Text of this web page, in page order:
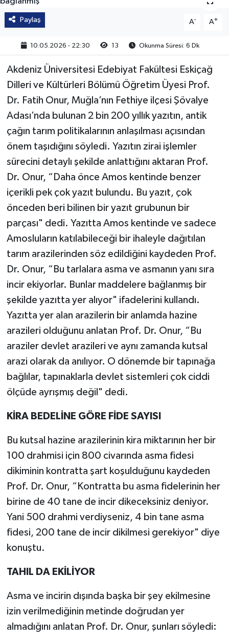
Paylaş A- A+
10.05.2026 - 22:30 13 Okunma Süresi: 6 Dk
Akdeniz Üniversitesi Edebiyat Fakültesi Eskiçağ
Dilleri ve Kültürleri Bölümü Öğretim Üyesi Prof.
Dr. Fatih Onur, Muğla’nın Fethiye ilçesi Şövalye
Adası’nda bulunan 2 bin 200 yıllık yazıtın, antik
çağın tarım politikalarının anlaşılması açısından
önem taşıdığını söyledi. Yazıtın zirai işlemler
sürecini detaylı şekilde anlattığını aktaran Prof.
Dr. Onur, “Daha önce Amos kentinde benzer
içerikli pek çok yazıt bulundu. Bu yazıt, çok
önceden beri bilinen bir yazıt grubunun bir
parçası" dedi. Yazıtta Amos kentinde ve sadece
Amosluların katılabileceği bir ihaleyle dağıtılan
tarım arazilerinden söz edildiğini kaydeden Prof.
Dr. Onur, “Bu tarlalara asma ve asmanın yanı sıra
incir ekiyorlar. Bunlar maddelere bağlanmış bir
şekilde yazıtta yer alıyor" ifadelerini kullandı.
Yazıtta yer alan arazilerin bir anlamda hazine
arazileri olduğunu anlatan Prof. Dr. Onur, “Bu
araziler devlet arazileri ve aynı zamanda kutsal
arazi olarak da anılıyor. O dönemde bir tapınağa
bağlılar, tapınaklarla devlet sistemleri çok ciddi
ölçüde ayrışmış değil" dedi.
KİRA BEDELİNE GÖRE FİDE SAYISI
Bu kutsal hazine arazilerinin kira miktarının her bir
100 drahmisi için 800 civarında asma fidesi
dikiminin kontratta şart koşulduğunu kaydeden
Prof. Dr. Onur, “Kontratta bu asma fidelerinin her
birine de 40 tane de incir dikeceksiniz deniyor.
Yani 500 drahmi verdiyseniz, 4 bin tane asma
fidesi, 200 tane de incir dikilmesi gerekiyor" diye
konuştu.
TAHIL DA EKİLİYOR
Asma ve incirin dışında başka bir şey ekilmesine
izin verilmediğinin metinde doğrudan yer
almadığını anlatan Prof. Dr. Onur, şunları söyledi: